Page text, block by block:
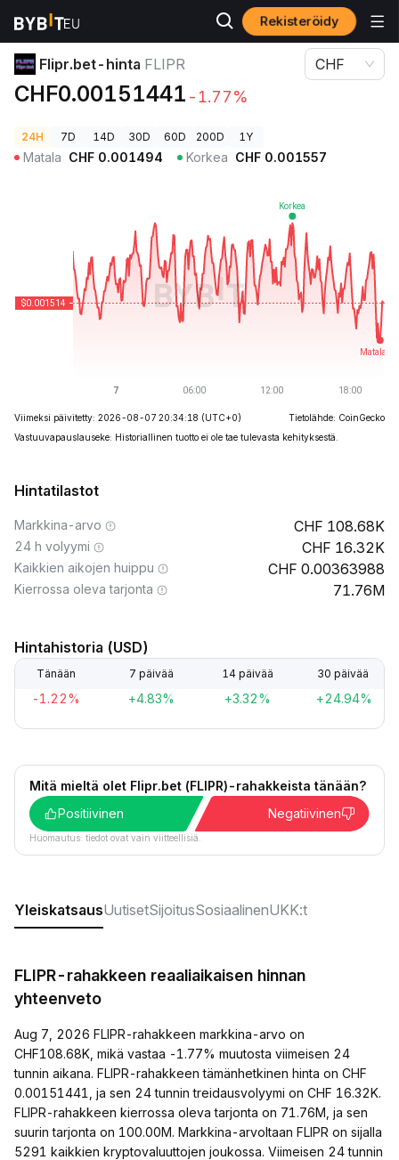
Rekisteröidy
Kryptohinnat
Flipr.bet-hinta FLIPR
CHF0.00151441 -1.77%
CHF
24H 7D 14D 30D 60D 200D 1Y
Matala CHF 0.001494 Korkea CHF 0.001557
Viimeksi päivitetty: 2026-08-07 20:34:18 (UTC+0)
Tietolähde: CoinGecko
Vastuuvapauslauseke: Historiallinen tuotto ei ole tae tulevasta kehityksestä.
Hintatilastot
Markkina-arvo 108.68K
24 h volyymi 16.32K
Kaikkien aikojen huippu 0.00363988
Kierrossa oleva tarjonta 71.76M
Hintahistoria (USD)
Tänään 7 päivää 14 päivää 30 päivää
-1.22% +4.83% +3.32% +24.94%
Mitä mieltä olet Flipr.bet (FLIPR)-rahakkeista tänään?
Positiivinen
Negatiivinen
Huomautus: tiedot ovat vain viitteellisiä.
YleiskatsausUutisetSijoitusSosiaalinenUKK:t
FLIPR-rahakkeen reaaliaikaisen hinnan
yhteenveto
Aug 7, 2026 FLIPR-rahakkeen markkina-arvo on
CHF108.68K, mikä vastaa -1.77% muutosta viimeisen 24
tunnin aikana. FLIPR-rahakkeen tämänhetkinen hinta on CHF
0.00151441, ja sen 24 tunnin treidausvolyymi on CHF 16.32K.
FLIPR-rahakkeen kierrossa oleva tarjonta on 71.76M, ja sen
suurin tarjonta on 100.00M. Markkina-arvoltaan FLIPR on sijalla
5291 kaikkien kryptovaluuttojen joukossa. Viimeisen 24 tunnin